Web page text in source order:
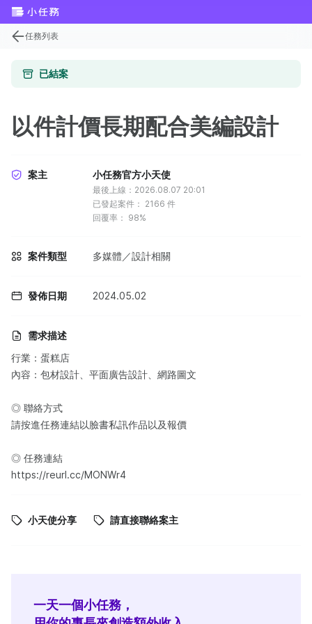
任務列表
已結案
以件計價長期配合美編設計
案主 小任務官方小天使
最後上線：2026.08.07 20:01
已發起案件： 2166 件
回覆率： 98%
案件類型 多媒體／設計相關
發佈日期 2024.05.02
需求描述
行業：蛋糕店
內容：包材設計、平面廣告設計、網路圖文
◎ 聯絡方式
請按進任務連結以臉書私訊作品以及報價
◎ 任務連結
https://reurl.cc/MONWr4
小天使分享 請直接聯絡案主
一天一個小任務，